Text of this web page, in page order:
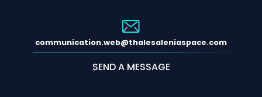
communication.web@thalesaleniaspace.com
SEND A MESSAGE